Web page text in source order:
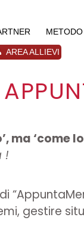
AREA ALLIEVI
ma ‘come
!
gestire